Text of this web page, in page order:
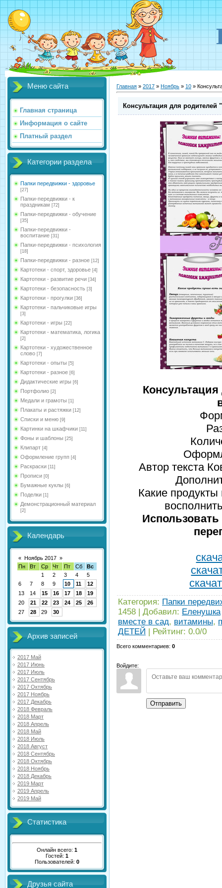
Меню сайта
Главная страница
Информация о сайте
Платный раздел
Категории раздела
Папки передвижки - здоровье
[27]
Папки-передвижки - к
праздникам [72]
Папки-передвижки - обучение
[35]
Папки-передвижки -
воспитание [31]
Папки-передвижки - психология
[18]
Папки-передвижки - разное [12]
Картотеки - спорт, здоровье [4]
Картотеки - развитие речи [34]
Картотеки - безопасность [3]
Картотеки - прогулки [36]
Картотеки - пальчиковые игры
[3]
Картотеки - игры [22]
Картотеки - математика, логика
[2]
Картотеки - художественное
слово [7]
Картотеки - опыты [5]
Картотеки - разное [6]
Дидактические игры [6]
Портфолио [2]
Медали и грамоты [1]
Плакаты и растяжки [12]
Списки и меню [9]
Картинки на шкафчики [11]
Фоны и шаблоны [25]
Клипарт [4]
Оформление групп [4]
Раскраски [11]
Прописи [0]
Бумажные куклы [6]
Поделки [1]
Демонстрационный материал
[2]
Календарь
« Ноябрь 2017 »
Пн
Вт Ср Чт Пт Сб
Вс
1
2 3 4
5
6
7 8 9 10 11
12
13
14 15 16 17 18
19
20
21 22 23 24 25
26
27
28 29 30
Архив записей
2017 Май
2017 Июнь
2017 Июль
2017 Сентябрь
2017 Октябрь
2017 Ноябрь
2017 Декабрь
2018 Февраль
2018 Март
2018 Апрель
2018 Май
2018 Июль
2018 Август
2018 Сентябрь
2018 Октябрь
2018 Ноябрь
2018 Декабрь
2019 Март
2019 Апрель
2019 Май
Статистика
Онлайн всего: 1
Гостей: 1
Пользователей: 0
Друзья сайта
Главная » 2017 » Ноябрь » 10 »
Консультация для
Автор текста
Какие
Категория: Папки
1458
Добавил: Еленушка
вместе в сад, витамины,
ДЕТЕЙ
Рейтинг: 0.0/0
Всего комментариев: 0
Войдите:
Отправить